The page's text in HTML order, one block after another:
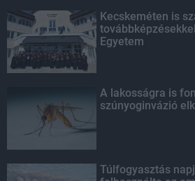
Kecskeméten is
Egyetem
A lakosságra is
szúnyoginvázió
Túlfogyasztás